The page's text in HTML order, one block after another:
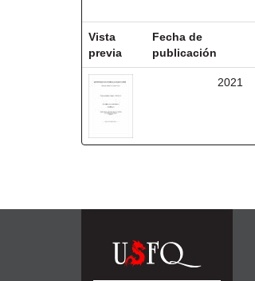
Vista
previa
Fecha de
publicación
2021